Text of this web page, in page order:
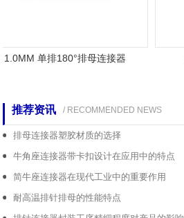
1.0MM 单排180°排母连接器
推荐资讯 / RECOMMENDED NEWS
排母连接器塑胶材质的选择
牛角座连接器带卡扣设计在应用中的特点
简牛座连接器在现代工业中的重要作用
耐高温排针排母的性能特点